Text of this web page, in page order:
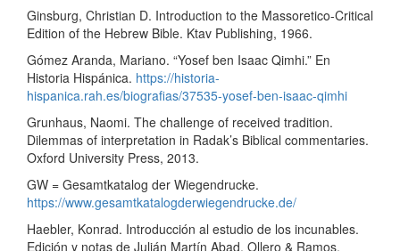
Ginsburg, Christian D. Introduction to the Massoretico-Critical
Edition of the Hebrew Bible. Ktav Publishing, 1966.
Gómez Aranda, Mariano. “Yosef ben Isaac Qimhi.” En
Historia Hispánica. https://historia-
hispanica.rah.es/biografias/37535-yosef-ben-isaac-qimhi
Grunhaus, Naomi. The challenge of received tradition.
Dilemmas of interpretation in Radak’s Biblical commentaries.
Oxford University Press, 2013.
GW = Gesamtkatalog der Wiegendrucke.
https://www.gesamtkatalogderwiegendrucke.de/
Haebler, Konrad. Introducción al estudio de los incunables.
Edición y notas de Julián Martín Abad. Ollero & Ramos,